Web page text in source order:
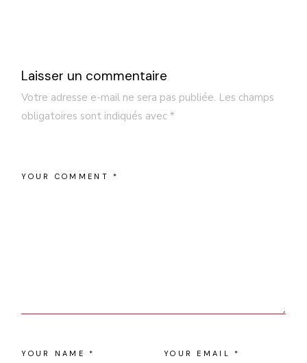
Laisser un commentaire
Votre adresse e-mail ne sera pas publiée. Les champs
obligatoires sont indiqués avec*